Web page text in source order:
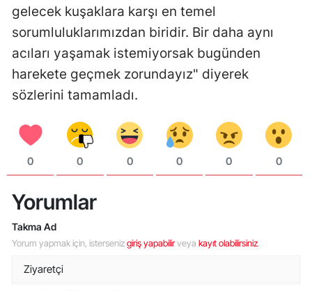
gelecek kuşaklara karşı en temel
sorumluluklarımızdan biridir. Bir daha aynı
acıları yaşamak istemiyorsak bugünden
harekete geçmek zorundayız" diyerek
sözlerini tamamladı.
0 0 0 0 0 0
Yorumlar
Takma Ad
Yorum yapmak için, istersenizgiriş yapabilirveya kayıt olabilirsiniz.